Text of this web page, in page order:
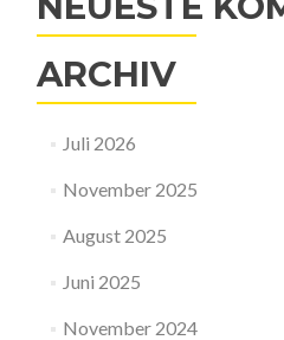
ARCHIV
Juli 2026
November 2025
August 2025
Juni 2025
November 2024